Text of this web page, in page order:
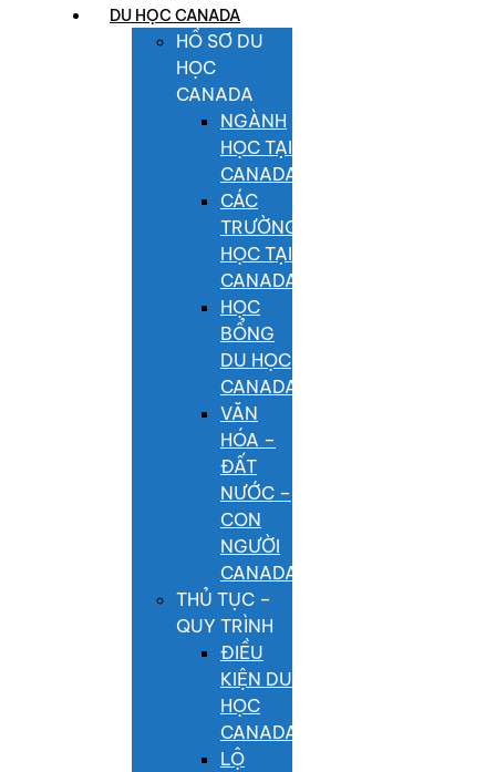
DU HỌC CANADA
HỒ SƠ DU
HỌC
CANADA
NGÀNH
HỌC TẠI
CANADA
CÁC
TRƯỜNG
HỌC TẠI
CANADA
HỌC
BỔNG
DU HỌC
CANADA
VĂN
HÓA –
ĐẤT
NƯỚC –
CON
NGƯỜI
CANADA
THỦ TỤC –
QUY TRÌNH
ĐIỀU
KIỆN DU
HỌC
CANADA
LỘ